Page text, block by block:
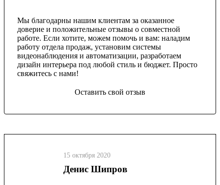
Мы благодарны нашим клиентам за оказанное
доверие и положительные отзывы о совместной
работе. Если хотите, можем помочь и вам: наладим
работу отдела продаж, установим системы
видеонаблюдения и автоматизации, разработаем
дизайн интерьера под любой стиль и бюджет. Просто
свяжитесь с нами!
Оставить свой отзыв
15 октября 2020
Денис Шипров